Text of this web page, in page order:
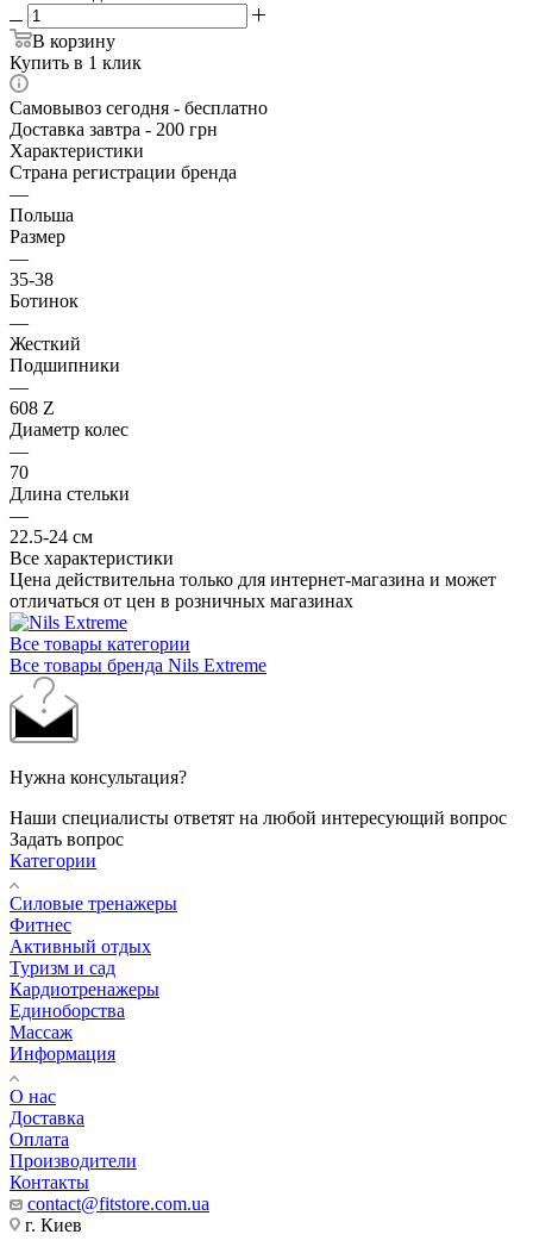
В корзину
Купить в 1 клик
Самовывоз сегодня - бесплатно
Доставка завтра - 200 грн
Характеристики
Страна регистрации бренда
—
Польша
Размер
—
35-38
Ботинок
—
Жесткий
Подшипники
—
608 Z
Диаметр колес
—
70
Длина стельки
—
22.5-24 см
Все характеристики
Цена действительна только для интернет-магазина и может
отличаться от цен в розничных магазинах
Все товары категории
Все товары бренда Nils Extreme
Нужна консультация?
Наши специалисты ответят на любой интересующий вопрос
Задать вопрос
Категории
Силовые тренажеры
Фитнес
Активный отдых
Туризм и сад
Кардиотренажеры
Единоборства
Массаж
Информация
О нас
Доставка
Оплата
Производители
Контакты
contact@fitstore.com.ua
г. Киев